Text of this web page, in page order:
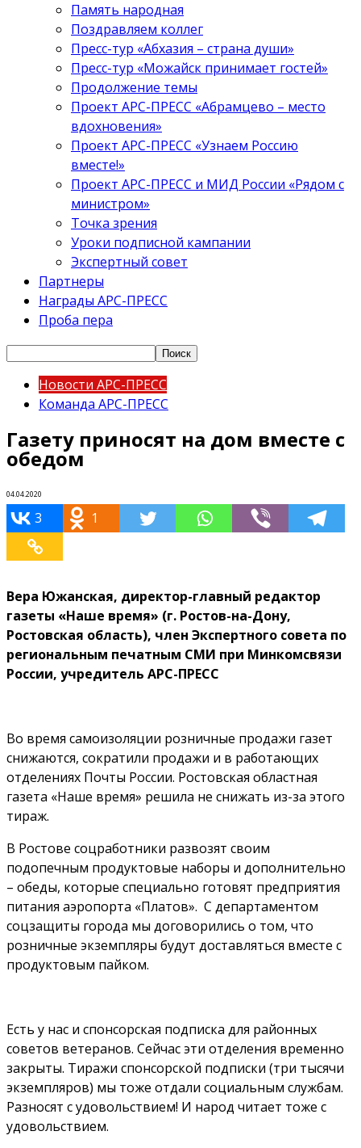
Память народная
Поздравляем коллег
Пресс-тур «Абхазия – страна души»
Пресс-тур «Можайск принимает гостей»
Продолжение темы
Проект АРС-ПРЕСС «Абрамцево – место
вдохновения»
Проект АРС-ПРЕСС «Узнаем Россию
вместе!»
Проект АРС-ПРЕСС и МИД России «Рядом с
министром»
Точка зрения
Уроки подписной кампании
Экспертный совет
Партнеры
Награды АРС-ПРЕСС
Проба пера
Новости АРС-ПРЕСС
Команда АРС-ПРЕСС
Газету приносят на дом вместе с
обедом
04.04.2020
3 1
Вера Южанская, директор-главный редактор
газеты «Наше время» (г. Ростов-на-Дону,
Ростовская область), член Экспертного совета по
региональным печатным СМИ при Минкомсвязи
России, учредитель АРС-ПРЕСС
Во время самоизоляции розничные продажи газет
снижаются, сократили продажи и в работающих
отделениях Почты России. Ростовская областная
газета «Наше время» решила не снижать из-за этого
тираж.
В Ростове соцработники развозят своим
подопечным продуктовые наборы и дополнительно
– обеды, которые специально готовят предприятия
питания аэропорта «Платов». С департаментом
соцзащиты города мы договорились о том, что
розничные экземпляры будут доставляться вместе с
продуктовым пайком.
Есть у нас и спонсорская подписка для районных
советов ветеранов. Сейчас эти отделения временно
закрыты. Тиражи спонсорской подписки (три тысячи
экземпляров) мы тоже отдали социальным службам.
Разносят с удовольствием! И народ читает тоже с
удовольствием.